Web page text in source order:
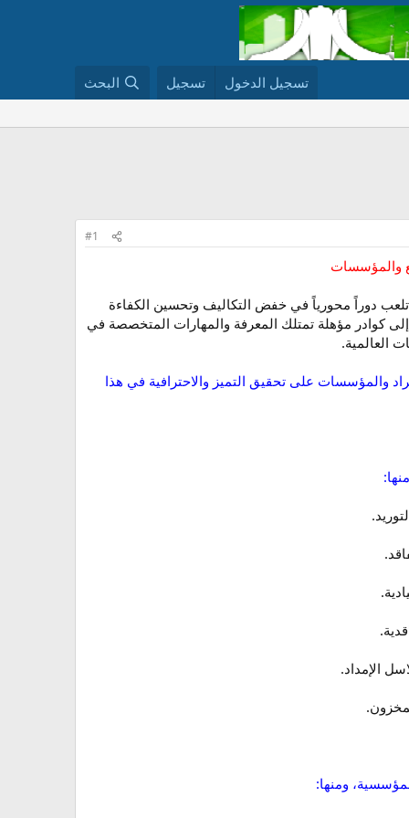
تسجيل الدخول تسجيل البحث
#1
والمؤسسات
دوراً محورياً في خفض التكاليف وتحسين الكفاءة
كوادر مؤهلة تمتلك المعرفة والمهارات المتخصصة في
العالمية.
والمؤسسات على تحقيق التميز والاحترافية في هذا
الإمداد.
ومنها: